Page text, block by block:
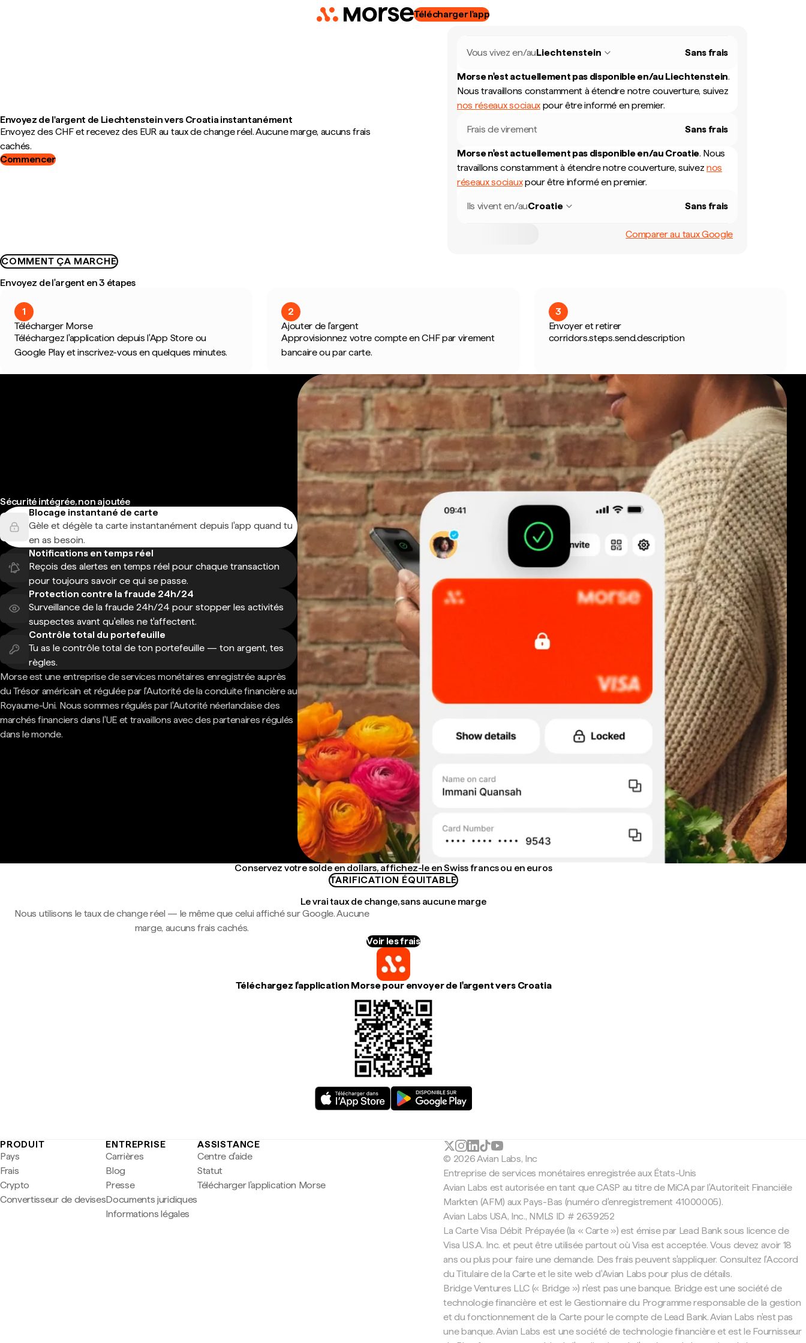
Télécharger l'app
Envoyez de l'argent de Liechtenstein vers Croatia instantanément
Envoyez des CHF et recevez des EUR au taux de change réel. Aucune marge, aucuns frais
cachés.
Commencer
Vous vivez en/auLiechtenstein Sans frais
Morse n'est actuellement pas disponible en/au Liechtenstein.
Nous travaillons constamment à étendre notre couverture, suivez
nos réseaux sociauxpour être informé en premier.
Frais de virement Sans frais
Morse n'est actuellement pas disponible en/au Croatie. Nous
travaillons constamment à étendre notre couverture, suiveznos
réseaux sociauxpour être informé en premier.
Ils vivent en/auCroatie Sans frais
Comparer au taux Google
COMMENT ÇA MARCHE
Envoyez de l'argent en 3 étapes
1
Télécharger Morse
Téléchargez l'application depuis l'App Store ou
Google Play et inscrivez-vous en quelques minutes.
2
Ajouter de l'argent
Approvisionnez votre compte en CHF par virement
bancaire ou par carte.
3
Envoyer et retirer
corridors.steps.send.description
Sécurité intégrée, non ajoutée
Blocage instantané de carte
Gèle et dégèle ta carte instantanément depuis l'app quand tu
en as besoin.
Notifications en temps réel
Reçois des alertes en temps réel pour chaque transaction
pour toujours savoir ce qui se passe.
Protection contre la fraude 24h/24
Surveillance de la fraude 24h/24 pour stopper les activités
suspectes avant qu'elles ne t'affectent.
Contrôle total du portefeuille
Tu as le contrôle total de ton portefeuille — ton argent, tes
règles.
Morse est une entreprise de services monétaires enregistrée auprès
du Trésor américain et régulée par l'Autorité de la conduite financière au
Royaume-Uni. Nous sommes régulés par l'Autorité néerlandaise des
marchés financiers dans l'UE et travaillons avec des partenaires régulés
dans le monde.
Conservez votre solde en dollars, affichez-le en Swiss francs ou en euros
TARIFICATION ÉQUITABLE
Le vrai taux de change, sans aucune marge
Nous utilisons le taux de change réel — le même que celui affiché sur Google. Aucune
marge, aucuns frais cachés.
Voir les frais
Téléchargez l'application Morse pour envoyer de l'argent vers Croatia
PRODUIT
Pays
Frais
Crypto
Convertisseur de devises
ENTREPRISE
Carrières
Blog
Presse
Documents juridiques
Informations légales
ASSISTANCE
Centre d'aide
Statut
Télécharger l'application Morse
© 2026 Avian Labs, Inc
Entreprise de services monétaires enregistrée aux États-Unis
Avian Labs est autorisée en tant que CASP au titre de MiCA par l'Autoriteit Financiële
Markten (AFM) aux Pays-Bas (numéro d'enregistrement 41000005).
Avian Labs USA, Inc., NMLS ID # 2639252
La Carte Visa Débit Prépayée (la « Carte ») est émise par Lead Bank sous licence de
Visa U.S.A. Inc. et peut être utilisée partout où Visa est acceptée. Vous devez avoir 18
ans ou plus pour faire une demande. Des frais peuvent s'appliquer. Consultez l'Accord
du Titulaire de la Carte et le site web d'Avian Labs pour plus de détails.
Bridge Ventures LLC (« Bridge ») n'est pas une banque. Bridge est une société de
technologie financière et est le Gestionnaire du Programme responsable de la gestion
et du fonctionnement de la Carte pour le compte de Lead Bank. Avian Labs n'est pas
une banque. Avian Labs est une société de technologie financière et est le Fournisseur